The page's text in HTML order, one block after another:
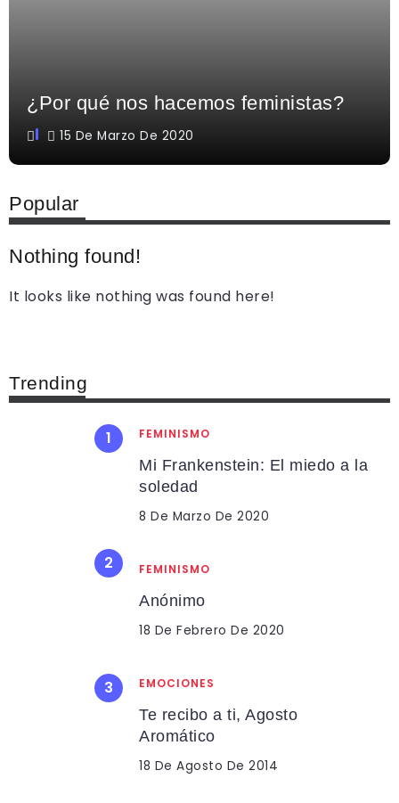
¿Por qué nos hacemos feministas?
15 De Marzo De 2020
Popular
Nothing found!
It looks like nothing was found here!
Trending
FEMINISMO
Mi Frankenstein: El miedo a la
soledad
8 De Marzo De 2020
FEMINISMO
Anónimo
18 De Febrero De 2020
EMOCIONES
Te recibo a ti, Agosto
Aromático
18 De Agosto De 2014